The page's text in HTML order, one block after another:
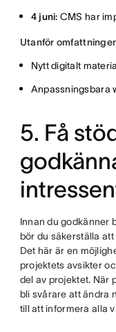
4 juni: CMS har
Utanför
Nytt digitalt
Anpassningsbara
5. Få
Innan du godkänner
bör du säkerställa
Det här är en
projektets avsikter
del av projektet. När
bli svårare att ändra
till att informera alla